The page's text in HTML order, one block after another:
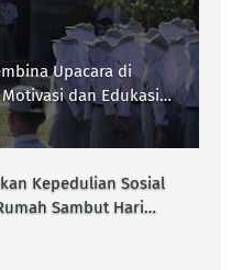
Upacara di
dan Edukasi
Kepedulian Sosial
Sambut Hari